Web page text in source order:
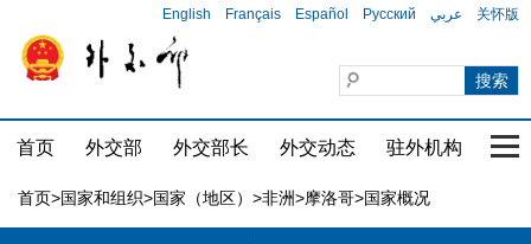
English Français Español Русский عربي 关怀版
首页 外交部 外交部长 外交动态 驻外机构 国
首页>国家和组织>国家（地区） >非洲>摩洛哥>国家概况